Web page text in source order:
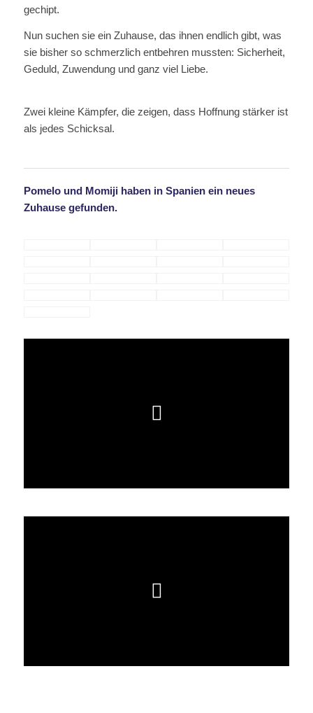
gechipt.
Nun suchen sie ein Zuhause, das ihnen endlich gibt, was
sie bisher so schmerzlich entbehren mussten: Sicherheit,
Geduld, Zuwendung und ganz viel Liebe.
Zwei kleine Kämpfer, die zeigen, dass Hoffnung stärker ist
als jedes Schicksal.
Pomelo und Momiji haben in Spanien ein neues
Zuhause gefunden.